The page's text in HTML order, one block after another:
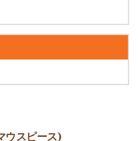
ウスピース)